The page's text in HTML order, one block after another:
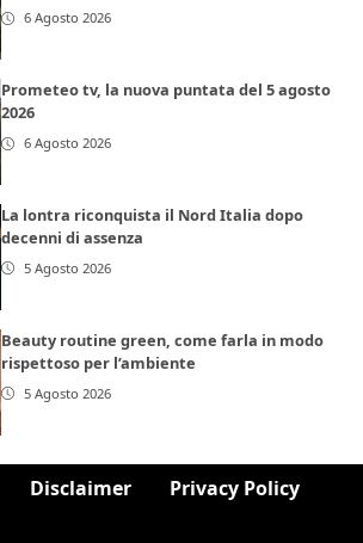
6 Agosto 2026
Prometeo tv, la nuova puntata del 5 agosto
2026
6 Agosto 2026
La lontra riconquista il Nord Italia dopo
decenni di assenza
5 Agosto 2026
Beauty routine green, come farla in modo
rispettoso per l’ambiente
5 Agosto 2026
Disclaimer Privacy Policy